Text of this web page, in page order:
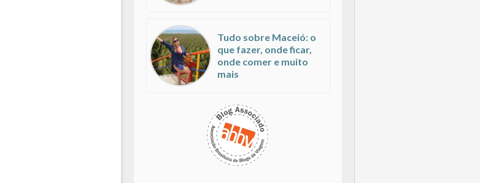
Tudo sobre Maceió: o
que fazer, onde ficar,
onde comer e muito
mais